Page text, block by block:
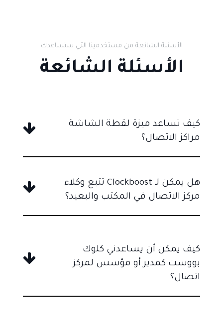
الأسئلة الشائعة من مستخدمينا التي ستساعدك
الأسئلة الشائعة
كيف تساعد ميزة لقطة الشاشة
مراكز الاتصال؟
هل يمكن لـ Clockboost تتبع وكلاء
مركز الاتصال في المكتب والبعيد؟
كيف يمكن أن يساعدني كلوك
بووست كمدير أو مؤسس لمركز
اتصال؟